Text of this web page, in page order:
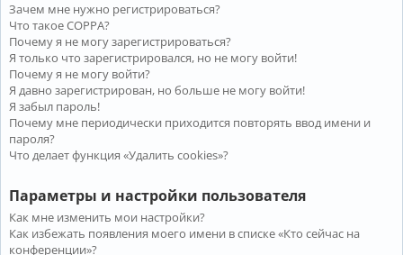
к
и
и
е
н
та
ц
и
я
Зачем мне нужно регистрироваться?
Что такое COPPA?
Почему я не могу зарегистрироваться?
Я только что зарегистрировался, но не могу войти!
Почему я не могу войти?
Я давно зарегистрирован, но больше не могу войти!
Я забыл пароль!
Почему мне периодически приходится повторять ввод имени и
пароля?
Что делает функция «Удалить cookies»?
Параметры и настройки пользователя
Как мне изменить мои настройки?
Как избежать появления моего имени в списке «Кто сейчас на
конференции»?